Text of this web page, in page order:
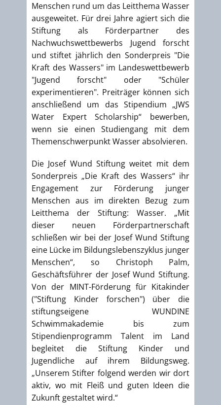
Menschen rund um das Leitthema Wasser
ausgeweitet. Für drei Jahre agiert sich die
Stiftung als Förderpartner des
Nachwuchswettbewerbs Jugend forscht
und stiftet jährlich den Sonderpreis "Die
Kraft des Wassers" im Landeswettbewerb
"Jugend forscht" oder "Schüler
experimentieren". Preiträger können sich
anschließend um das Stipendium „JWS
Water Expert Scholarship“ bewerben,
wenn sie einen Studiengang mit dem
Themenschwerpunkt Wasser absolvieren.
Die Josef Wund Stiftung weitet mit dem
Sonderpreis „Die Kraft des Wassers“ ihr
Engagement zur Förderung junger
Menschen aus im direkten Bezug zum
Leitthema der Stiftung: Wasser. „Mit
dieser neuen Förderpartnerschaft
schließen wir bei der Josef Wund Stiftung
eine Lücke im Bildungslebenszyklus junger
Menschen“, so Christoph Palm,
Geschäftsführer der Josef Wund Stiftung.
Von der MINT-Förderung für Kitakinder
("Stiftung Kinder forschen") über die
stiftungseigene WUNDINE
Schwimmakademie bis zum
Stipendienprogramm Talent im Land
begleitet die Stiftung Kinder und
Jugendliche auf ihrem Bildungsweg.
„Unserem Stifter folgend werden wir dort
aktiv, wo mit Fleiß und guten Ideen die
Zukunft gestaltet wird.“